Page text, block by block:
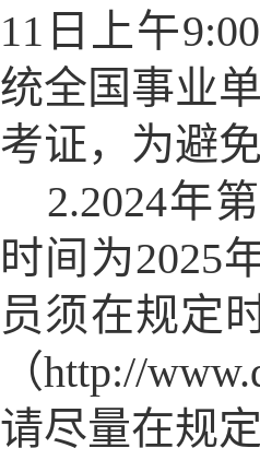
11日上午
统全国事业
考证，为避
2.2024年
时间为2025
员须在规定
（http://
请尽量在规